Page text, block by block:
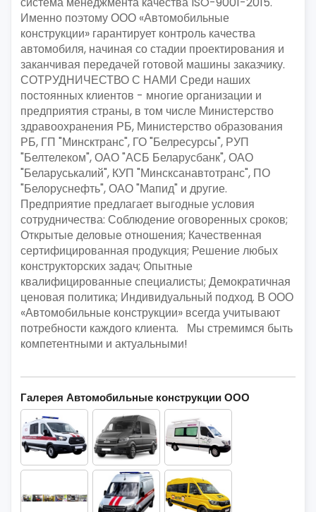
Именно поэтому ООО «Автомобильные
конструкции» гарантирует контроль качества
автомобиля, начиная со стадии проектирования и
заканчивая передачей готовой машины заказчику.
СОТРУДНИЧЕСТВО С НАМИ Среди наших
постоянных клиентов - многие организации и
предприятия страны, в том числе Министерство
здравоохранения РБ, Министерство образования
РБ, ГП "Минсктранс", ГО "Белресурсы", РУП
"Белтелеком", ОАО "АСБ Беларусбанк", ОАО
"Беларуськалий", КУП "Минсксанавтотранс", ПО
"Белоруснефть", ОАО "Мапид" и другие.
Предприятие предлагает выгодные условия
сотрудничества: Соблюдение оговоренных сроков;
Открытые деловые отношения; Качественная
сертифицированная продукция; Решение любых
конструкторских задач; Опытные
квалифицированные специалисты; Демократичная
ценовая политика; Индивидуальный подход. В ООО
«Автомобильные конструкции» всегда учитывают
потребности каждого клиента. Мы стремимся быть
компетентными и актуальными!
Галерея Автомобильные конструкции ООО